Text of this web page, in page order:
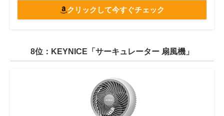
クリックして今すぐチェック
8位：KEYNICE「サーキュレーター 扇風機」